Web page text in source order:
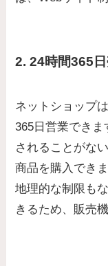
2. 24時間365
ネットショップ
365日営業でき
されることがな
商品を購入できま
地理的な制限も
きるため、販売